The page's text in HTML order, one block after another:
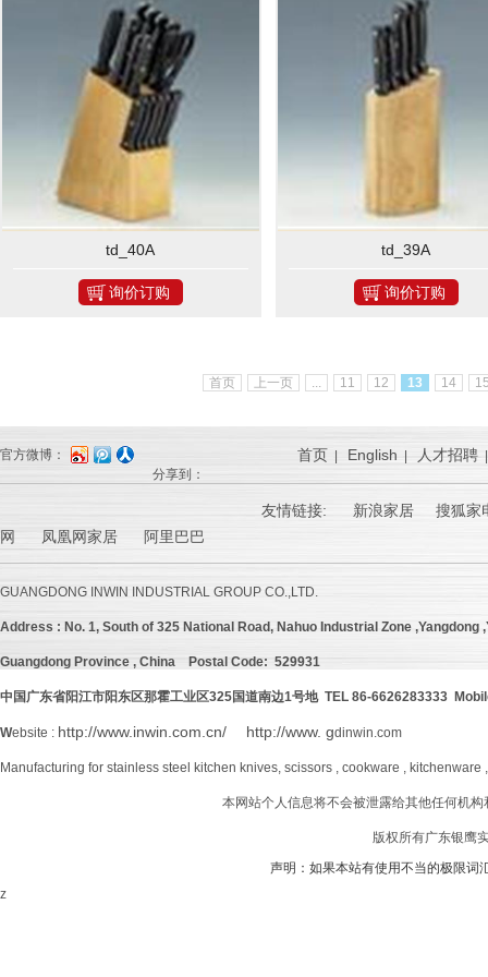
td_40A
询价订购
td_39A
询价订购
首页 上一页 ... 11 12 13 14
官方微博：
分享到：
首页 English 人才招聘
友情链接: 新浪家居 搜狐家
网 凤凰网家居 阿里巴巴
GUANGDONG INWIN INDUSTRIAL GROUP CO.,LTD.
Address : No. 1, South of 325 National Road, Nahuo Industrial Zone ,Yangdong
Guangdong Province , China Postal Code: 529931
中国广东省阳江市阳东区那霍工业区325国道南边1号地 TEL 86-6626283333
Website : http://www.inwin.com.cn/ http://www. gdinwin.com
Manufacturing for stainless steel kitchen knives, scissors , cookware ,
本网站个人信息将不会被泄露给其他任何机
版权所有广东银鹰
声明：如果本站有使用不当的极限词
z